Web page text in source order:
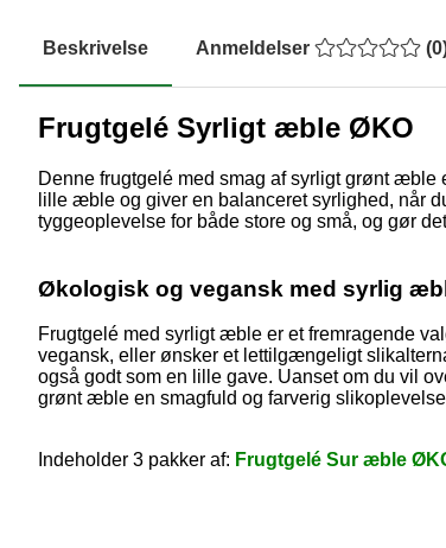
Beskrivelse Anmeldelser (0
Frugtgelé Syrligt æble ØKO
Denne frugtgelé med smag af syrligt grønt æble
lille æble og giver en balanceret syrlighed, når
tyggeoplevelse for både store og små, og gør
Økologisk og vegansk med syrlig
Frugtgelé med syrligt æble er et fremragende
vegansk, eller ønsker et lettilgængeligt
også godt som en lille gave. Uanset om du vil
grønt æble en smagfuld og farverig
Indeholder 3 pakker af: Frugtgelé Sur æble